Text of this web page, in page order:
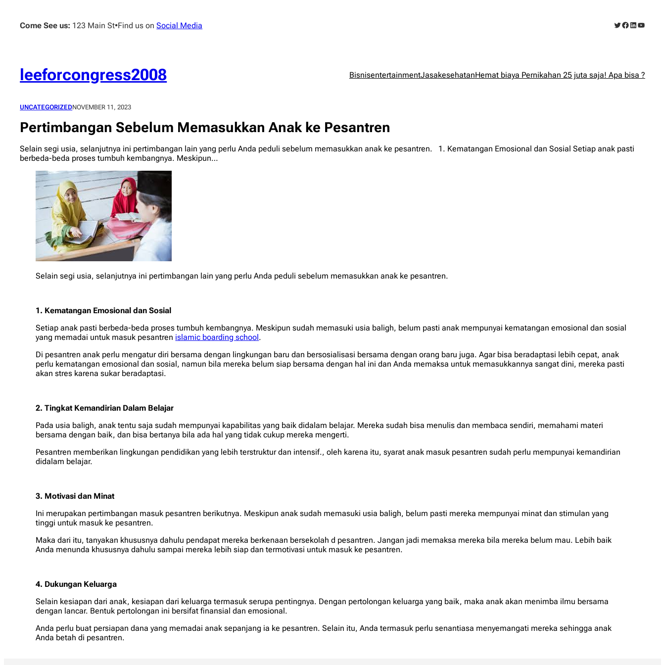
contentCome See us: 123 Main St•Find us onSocial Media Twitter
Facebook
LinkedIn
leeforcongress2008 BisnisentertainmentJasakesehatanHemat biaya Pernikahan 25 juta saja! Apa bisa ?
UNCATEGORIZEDNOVEMBER 11, 2023
Pertimbangan Sebelum Memasukkan Anak ke Pesantren
Selain segi usia, selanjutnya ini pertimbangan lain yang perlu Anda peduli sebelum memasukkan anak ke pesantren. 1. Kematangan Emosional dan Sosial Setiap anak pasti
berbeda-beda proses tumbuh kembangnya. Meskipun…
Selain segi usia, selanjutnya ini pertimbangan lain yang perlu Anda peduli sebelum memasukkan anak ke pesantren.
1. Kematangan Emosional dan Sosial
Setiap anak pasti berbeda-beda proses tumbuh kembangnya. Meskipun sudah memasuki usia baligh, belum pasti anak mempunyai kematangan emosional dan sosial
yang memadai untuk masuk pesantren islamic boarding school .
Di pesantren anak perlu mengatur diri bersama dengan lingkungan baru dan bersosialisasi bersama dengan orang baru juga. Agar bisa beradaptasi lebih cepat, anak
perlu kematangan emosional dan sosial, namun bila mereka belum siap bersama dengan hal ini dan Anda memaksa untuk memasukkannya sangat dini, mereka pasti
akan stres karena sukar beradaptasi.
2. Tingkat Kemandirian Dalam Belajar
Pada usia baligh, anak tentu saja sudah mempunyai kapabilitas yang baik didalam belajar. Mereka sudah bisa menulis dan membaca sendiri, memahami materi
bersama dengan baik, dan bisa bertanya bila ada hal yang tidak cukup mereka mengerti.
Pesantren memberikan lingkungan pendidikan yang lebih terstruktur dan intensif., oleh karena itu, syarat anak masuk pesantren sudah perlu mempunyai kemandirian
didalam belajar.
3. Motivasi dan Minat
Ini merupakan pertimbangan masuk pesantren berikutnya. Meskipun anak sudah memasuki usia baligh, belum pasti mereka mempunyai minat dan stimulan yang
tinggi untuk masuk ke pesantren.
Maka dari itu, tanyakan khususnya dahulu pendapat mereka berkenaan bersekolah d pesantren. Jangan jadi memaksa mereka bila mereka belum mau. Lebih baik
Anda menunda khususnya dahulu sampai mereka lebih siap dan termotivasi untuk masuk ke pesantren.
4. Dukungan Keluarga
Selain kesiapan dari anak, kesiapan dari keluarga termasuk serupa pentingnya. Dengan pertolongan keluarga yang baik, maka anak akan menimba ilmu bersama
dengan lancar. Bentuk pertolongan ini bersifat finansial dan emosional.
Anda perlu buat persiapan dana yang memadai anak sepanjang ia ke pesantren. Selain itu, Anda termasuk perlu senantiasa menyemangati mereka sehingga anak
Anda betah di pesantren.